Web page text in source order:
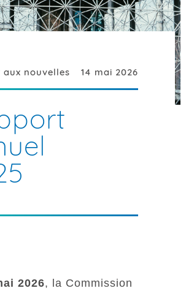
aux nouvelles 14 mai 2026
2026, la Commission